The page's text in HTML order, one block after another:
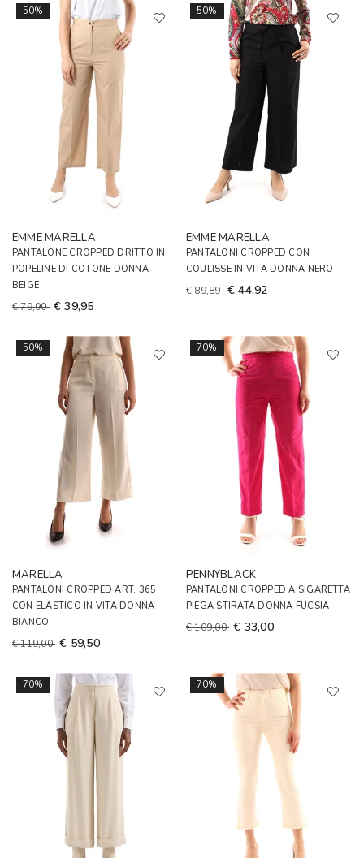
50%
EMME MARELLA
PANTALONE CROPPED DRITTO IN
POPELINE DI COTONE DONNA
BEIGE
€ 79,90 € 39,95
50%
EMME MARELLA
PANTALONI CROPPED CON
COULISSE IN VITA DONNA NERO
€ 89,89 € 44,92
50%
MARELLA
PANTALONI CROPPED ART. 365
CON ELASTICO IN VITA DONNA
BIANCO
€ 119,00 € 59,50
70%
PENNYBLACK
PANTALONI CROPPED A SIGARETTA
PIEGA STIRATA DONNA FUCSIA
€ 109,00 € 33,00
70% 70%